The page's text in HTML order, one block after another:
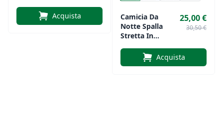
Acquista
Camicia Da
Notte Spalla
Stretta In
Silvia Art. 45326
25,00 €
30,50 €
Acquista